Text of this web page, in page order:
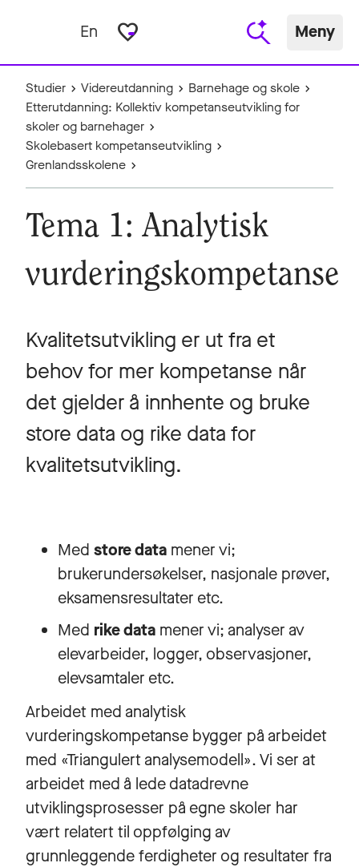
En favorite_border Meny
Studier Videreutdanning
Barnehage og skole
Etterutdanning: Kollektiv kompetanseutvikling for
skoler og barnehager
Skolebasert kompetanseutvikling
Grenlandsskolene
Tema 1: Analytisk
vurderingskompetanse
Kvalitetsutvikling er ut fra et
behov for mer kompetanse når
det gjelder å innhente og bruke
store data og rike data for
kvalitetsutvikling.
Med store data mener vi;
brukerundersøkelser, nasjonale prøver,
eksamensresultater etc.
Med rike data mener vi; analyser av
elevarbeider, logger, observasjoner,
elevsamtaler etc.
Arbeidet med analytisk
vurderingskompetanse bygger på arbeidet
med «Triangulert analysemodell». Vi ser at
arbeidet med å lede datadrevne
utviklingsprosesser på egne skoler har
vært relatert til oppfølging av
grunnleggende ferdigheter og resultater fra